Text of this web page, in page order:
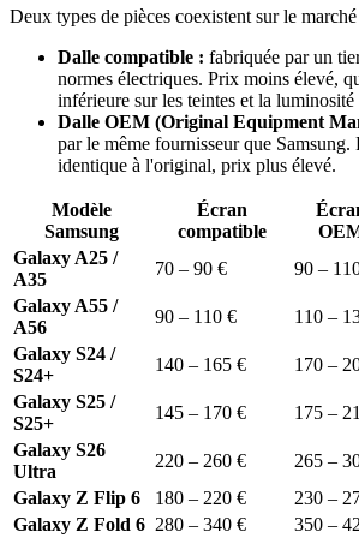
Deux types de pièces coexistent sur le marché
Dalle compatible : fabriquée par un
normes électriques. Prix moins élevé,
inférieure sur les teintes et la
Dalle OEM (Original Equipment
par le même fournisseur que Samsung.
identique à l'original, prix plus élevé.
Modèle
Samsung
Écran
compatible
Galaxy A25 /
A35
70 – 90 € 90 –
Galaxy A55 /
A56
90 – 110 € 110 –
Galaxy S24 /
S24+
140 – 165 € 170 –
Galaxy S25 /
S25+
145 – 170 € 175 –
Galaxy S26
Ultra
220 – 260 € 265 –
Galaxy Z Flip 6
180 – 220 € 230 –
Galaxy Z Fold 6 280 – 340 € 350 –